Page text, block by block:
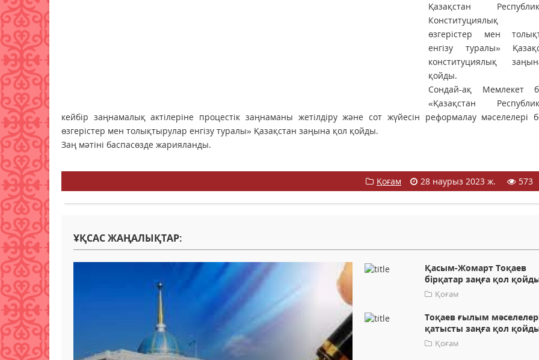
Қазақстан
Конституциялық
өзгерістер мен
енгізу туралы»
конституциялық
қойды.
Сондай-ақ Мемлекет
«Қазақстан
кейбір заңнамалық актілеріне процестік заңнаманы жетілдіру және сот жүйесін реформалау мәселелері
өзгерістер мен толықтырулар енгізу туралы» Қазақстан заңына қол қойды.
Заң мәтіні баспасөзде жарияланды.
Қоғам
28 наурыз 2023 ж. 573
ҰҚСАС ЖАҢАЛЫҚТАР:
Қасым-Жомарт Тоқаев
бірқатар заңға қол
Қоғам
Тоқаев ғылым
қатысты заңға қол
Қоғам